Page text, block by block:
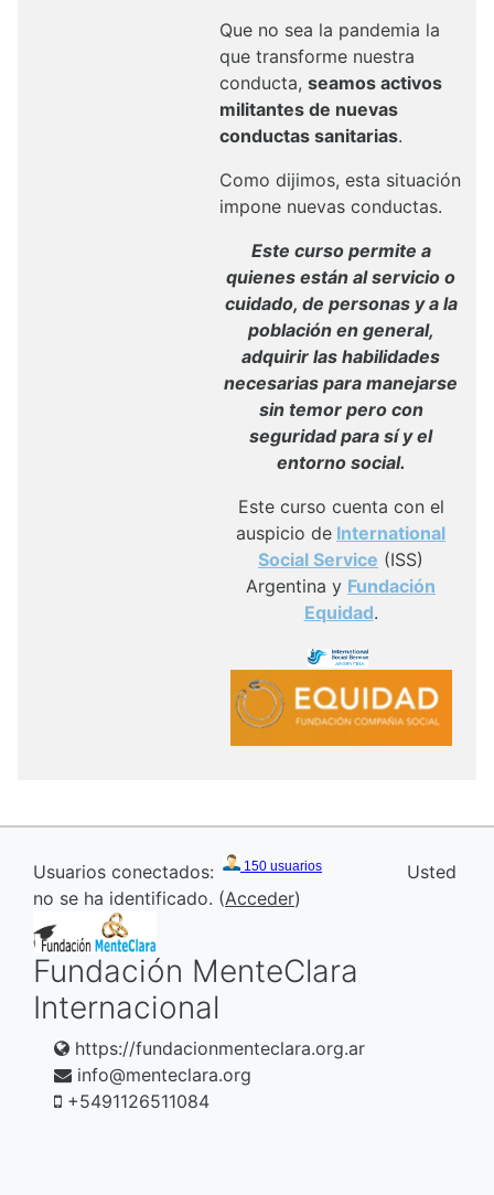
Que no sea la pandemia la
que transforme nuestra
conducta, seamos activos
militantes de nuevas
conductas sanitarias.
Como dijimos, esta situación
impone nuevas conductas.
Este curso permite a
quienes están al servicio o
cuidado, de personas y a la
población en general,
adquirir las habilidades
necesarias para manejarse
sin temor pero con
seguridad para sí y el
entorno social.
Este curso cuenta con el
auspicio de International
Social Service (ISS)
Argentina y Fundación
Equidad.
Usuarios conectados:
Usted
no se ha identificado. (Acceder)
Fundación MenteClara
Internacional
https://fundacionmenteclara.org.ar
info@menteclara.org
+5491126511084